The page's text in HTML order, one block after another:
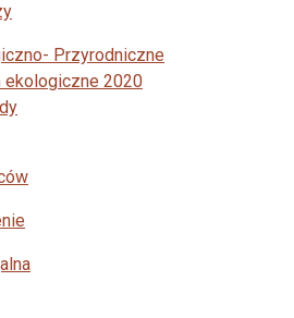
Przyrodniczne
ekologiczne 2020